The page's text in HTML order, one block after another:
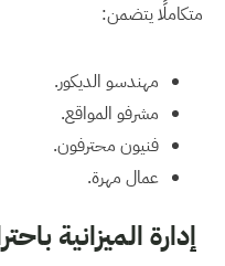
متكاملًا يتضمن:
مهندسو الديكور.
مشرفو المواقع.
فنيون محترفون.
عمال مهرة.
إدارة الميزانية